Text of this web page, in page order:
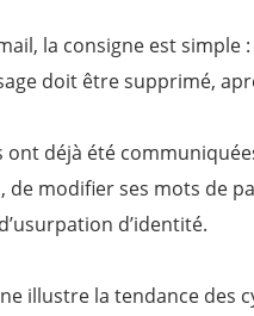
la consigne est
doit être supprimé,
ont déjà été
de modifier ses mots de
d’identité.
illustre la tendance des